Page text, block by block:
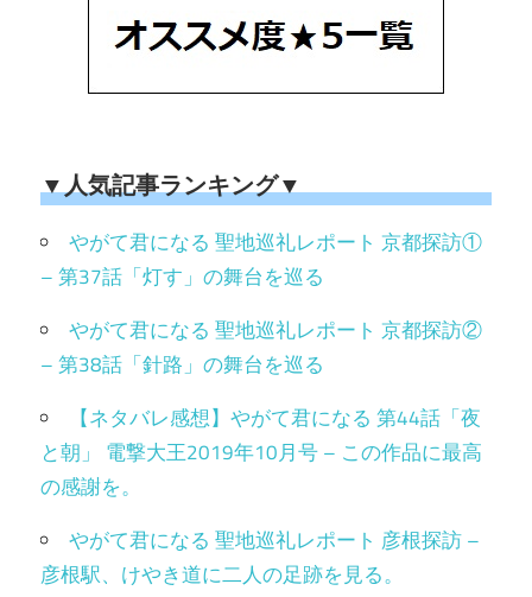
▼人気記事ランキング▼
やがて君になる 聖地巡礼レポート 京都探訪①
– 第37話「灯す」の舞台を巡る
やがて君になる 聖地巡礼レポート 京都探訪②
– 第38話「針路」の舞台を巡る
【ネタバレ感想】やがて君になる 第44話「夜
と朝」 電撃大王2019年10月号 – この作品に最高
の感謝を。
やがて君になる 聖地巡礼レポート 彦根探訪 –
彦根駅、けやき道に二人の足跡を見る。